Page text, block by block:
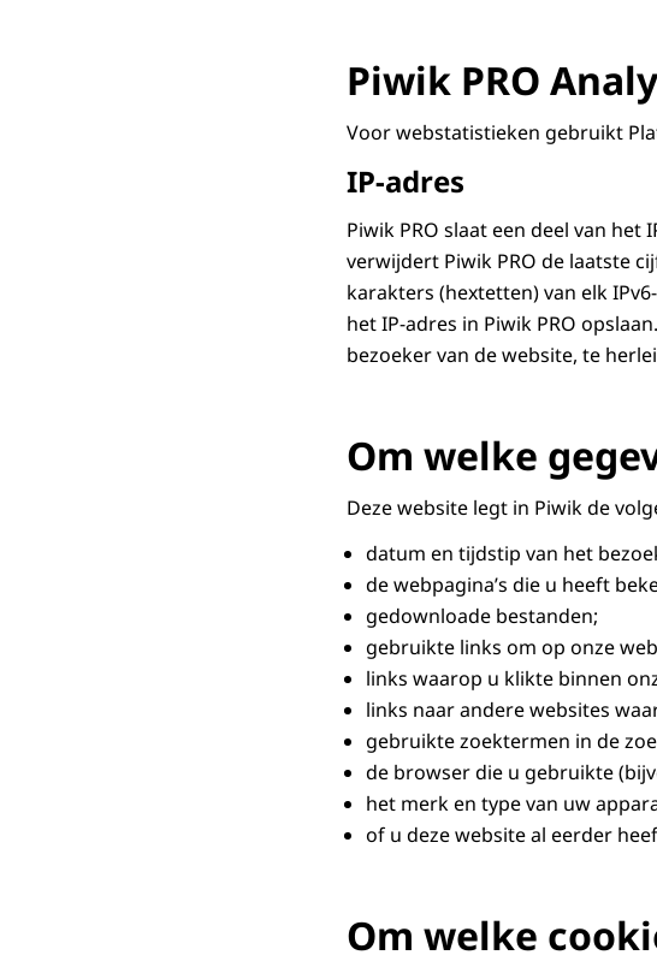
Piwik PRO
Voor webstatistieken gebruikt
IP-adres
Piwik PRO slaat een deel van
verwijdert Piwik PRO de laatste
karakters (hextetten) van elk
het IP-adres in Piwik PRO
bezoeker van de website, te
Om welke
Deze website legt in Piwik de
datum en tijdstip van het
de webpagina’s die u heeft
gedownloade bestanden;
gebruikte links om op onze
links waarop u klikte binnen
links naar andere websites
gebruikte zoektermen in de
de browser die u gebruikte
het merk en type van uw
of u deze website al eerder
Om welke